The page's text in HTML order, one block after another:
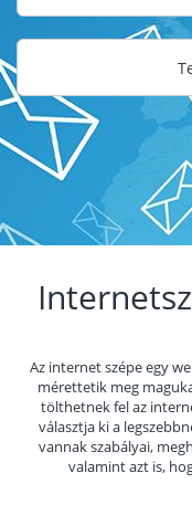
Az internet szépe egy
mérettetik meg
tölthetnek fel az
választja ki a
vannak szabályai,
valamint azt is,